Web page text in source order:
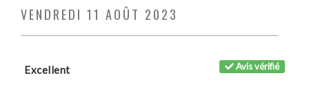
VENDREDI 11 AOÛT 2023
Avis vérifié
Excellent